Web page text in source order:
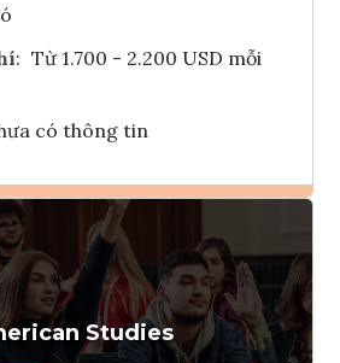
: Từ 1.700 - 2.200 USD mỗi
có thông tin
Ghi danh
Tham vấn Interlink
Studies